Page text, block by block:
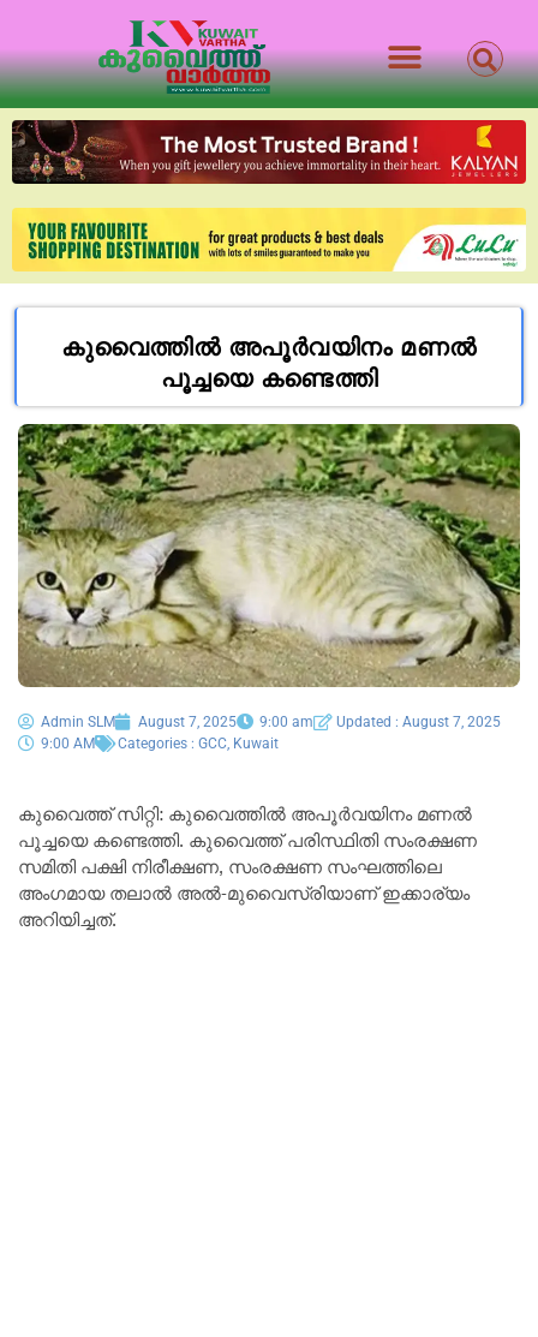
കുവൈത്തിൽ അപൂർവയിനം മണൽ
പൂച്ചയെ കണ്ടെത്തി
Admin SLM August 7, 2025 9:00 am
Updated : August 7, 2025
9:00 AM
Categories : GCC Kuwait
കുവൈത്ത് സിറ്റി: കുവൈത്തിൽ അപൂർവയിനം മണൽ
പൂച്ചയെ കണ്ടെത്തി. കുവൈത്ത് പരിസ്ഥിതി സംരക്ഷണ
സമിതി പക്ഷി നിരീക്ഷണ, സംരക്ഷണ സംഘത്തിലെ
അംഗമായ തലാൽ അൽ-മുവൈസ്രിയാണ് ഇക്കാര്യം
അറിയിച്ചത്.